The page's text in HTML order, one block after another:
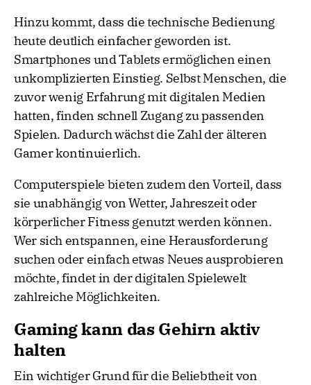
Hinzu kommt, dass die technische Bedienung
heute deutlich einfacher geworden ist.
Smartphones und Tablets ermöglichen einen
unkomplizierten Einstieg. Selbst Menschen, die
zuvor wenig Erfahrung mit digitalen Medien
hatten, finden schnell Zugang zu passenden
Spielen. Dadurch wächst die Zahl der älteren
Gamer kontinuierlich.
Computerspiele bieten zudem den Vorteil, dass
sie unabhängig von Wetter, Jahreszeit oder
körperlicher Fitness genutzt werden können.
Wer sich entspannen, eine Herausforderung
suchen oder einfach etwas Neues ausprobieren
möchte, findet in der digitalen Spielewelt
zahlreiche Möglichkeiten.
Gaming kann das Gehirn aktiv
halten
Ein wichtiger Grund für die Beliebtheit von